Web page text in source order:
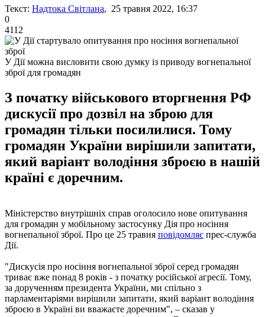
Текст: Надтока Світлана, 25 травня 2022, 16:37
0
4112
У Дії можна висловити свою думку із приводу вогнепальної
зброї для громадян
З початку військового вторгнення РФ
дискусії про дозвіл на зброю для
громадян тільки посилилися. Тому
громадян України вирішили запитати,
який варіант володіння зброєю в нашій
країні є доречним.
Міністерство внутрішніх справ оголосило нове опитування
для громадян у мобільному застосунку Дія про носіння
вогнепальної зброї. Про це 25 травня повідомляє прес-служба
Дії.
"Дискусія про носіння вогнепальної зброї серед громадян
триває вже понад 8 років - з початку російської агресії. Тому,
за дорученням президента України, ми спільно з
парламентаріями вирішили запитати, який варіант володіння
зброєю в Україні ви вважаєте доречним", – сказав у